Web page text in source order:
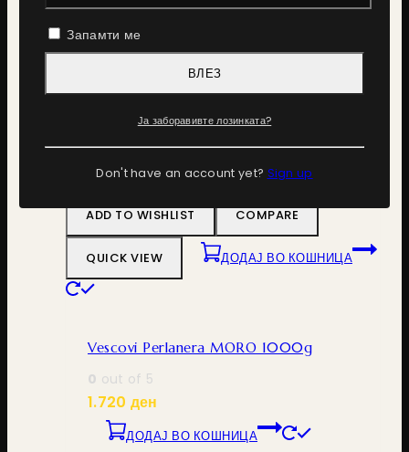
Bristot Premium Vending 1000g
ADD TO WISHLIST COMPARE
QUICK VIEW ДОДАЈ ВО КОШНИЦА
Vescovi Perlanera MORO 1000g
0 out of 5
1.720 ден
ДОДАЈ ВО КОШНИЦА
Запамти ме
ВЛЕЗ
Ја заборавивте лозинката?
Don't have an account yet? Sign up